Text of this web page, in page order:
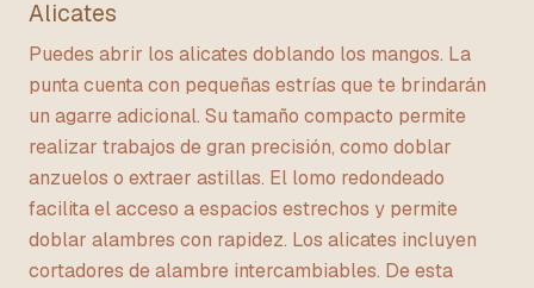
Alicates
Puedes abrir los alicates doblando los mangos. La
punta cuenta con pequeñas estrías que te brindarán
un agarre adicional. Su tamaño compacto permite
realizar trabajos de gran precisión, como doblar
anzuelos o extraer astillas. El lomo redondeado
facilita el acceso a espacios estrechos y permite
doblar alambres con rapidez. Los alicates incluyen
cortadores de alambre intercambiables. De esta